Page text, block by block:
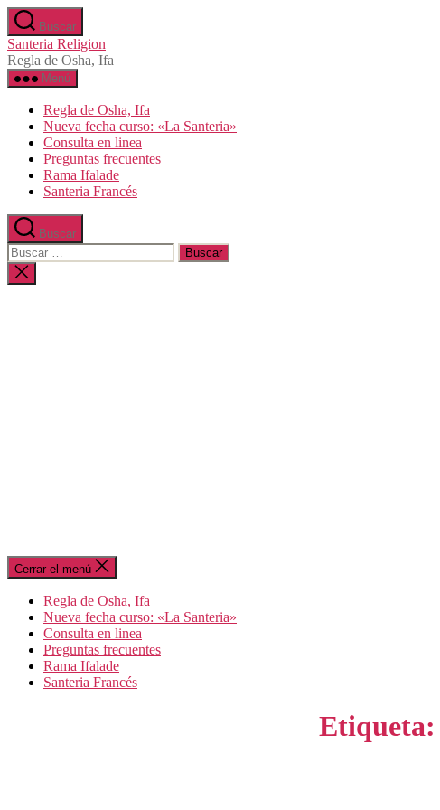
Saltar
al
contenido
Buscar
Santeria Religion
Regla de Osha, Ifa
Menú
Regla de Osha, Ifa
Nueva fecha curso: «La Santeria»
Consulta en linea
Preguntas frecuentes
Rama Ifalade
Santeria Francés
Buscar
Buscar:
Cerrar
la
Cerrar el menú
Regla de Osha, Ifa
Nueva fecha curso: «La Santeria»
Consulta en linea
Preguntas frecuentes
Rama Ifalade
Santeria Francés
Etiqueta: